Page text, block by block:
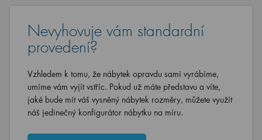
Nevyhovuje vám standardní
provedení?
umíme vám vyjít vstříc. Pokud už máte představu a víte,
jaké bude mít váš vysněný nábytek rozměry, můžete využít
náš jedinečný konfigurátor nábytku na míru.
VÍCE O NÁBYTKU NA MÍRU